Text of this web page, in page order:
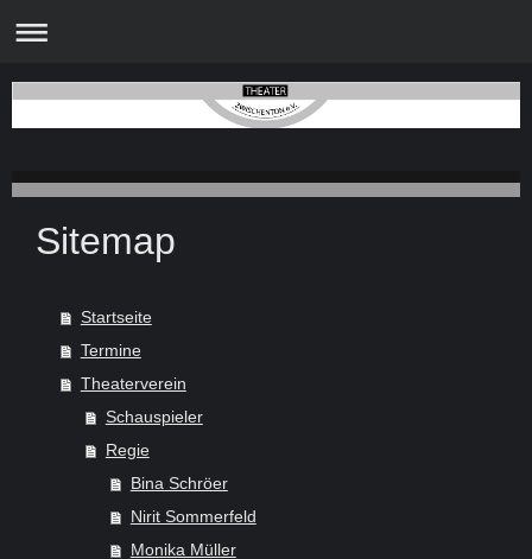
Sitemap
Startseite
Termine
Theaterverein
Schauspieler
Regie
Bina Schröer
Nirit Sommerfeld
Monika Müller